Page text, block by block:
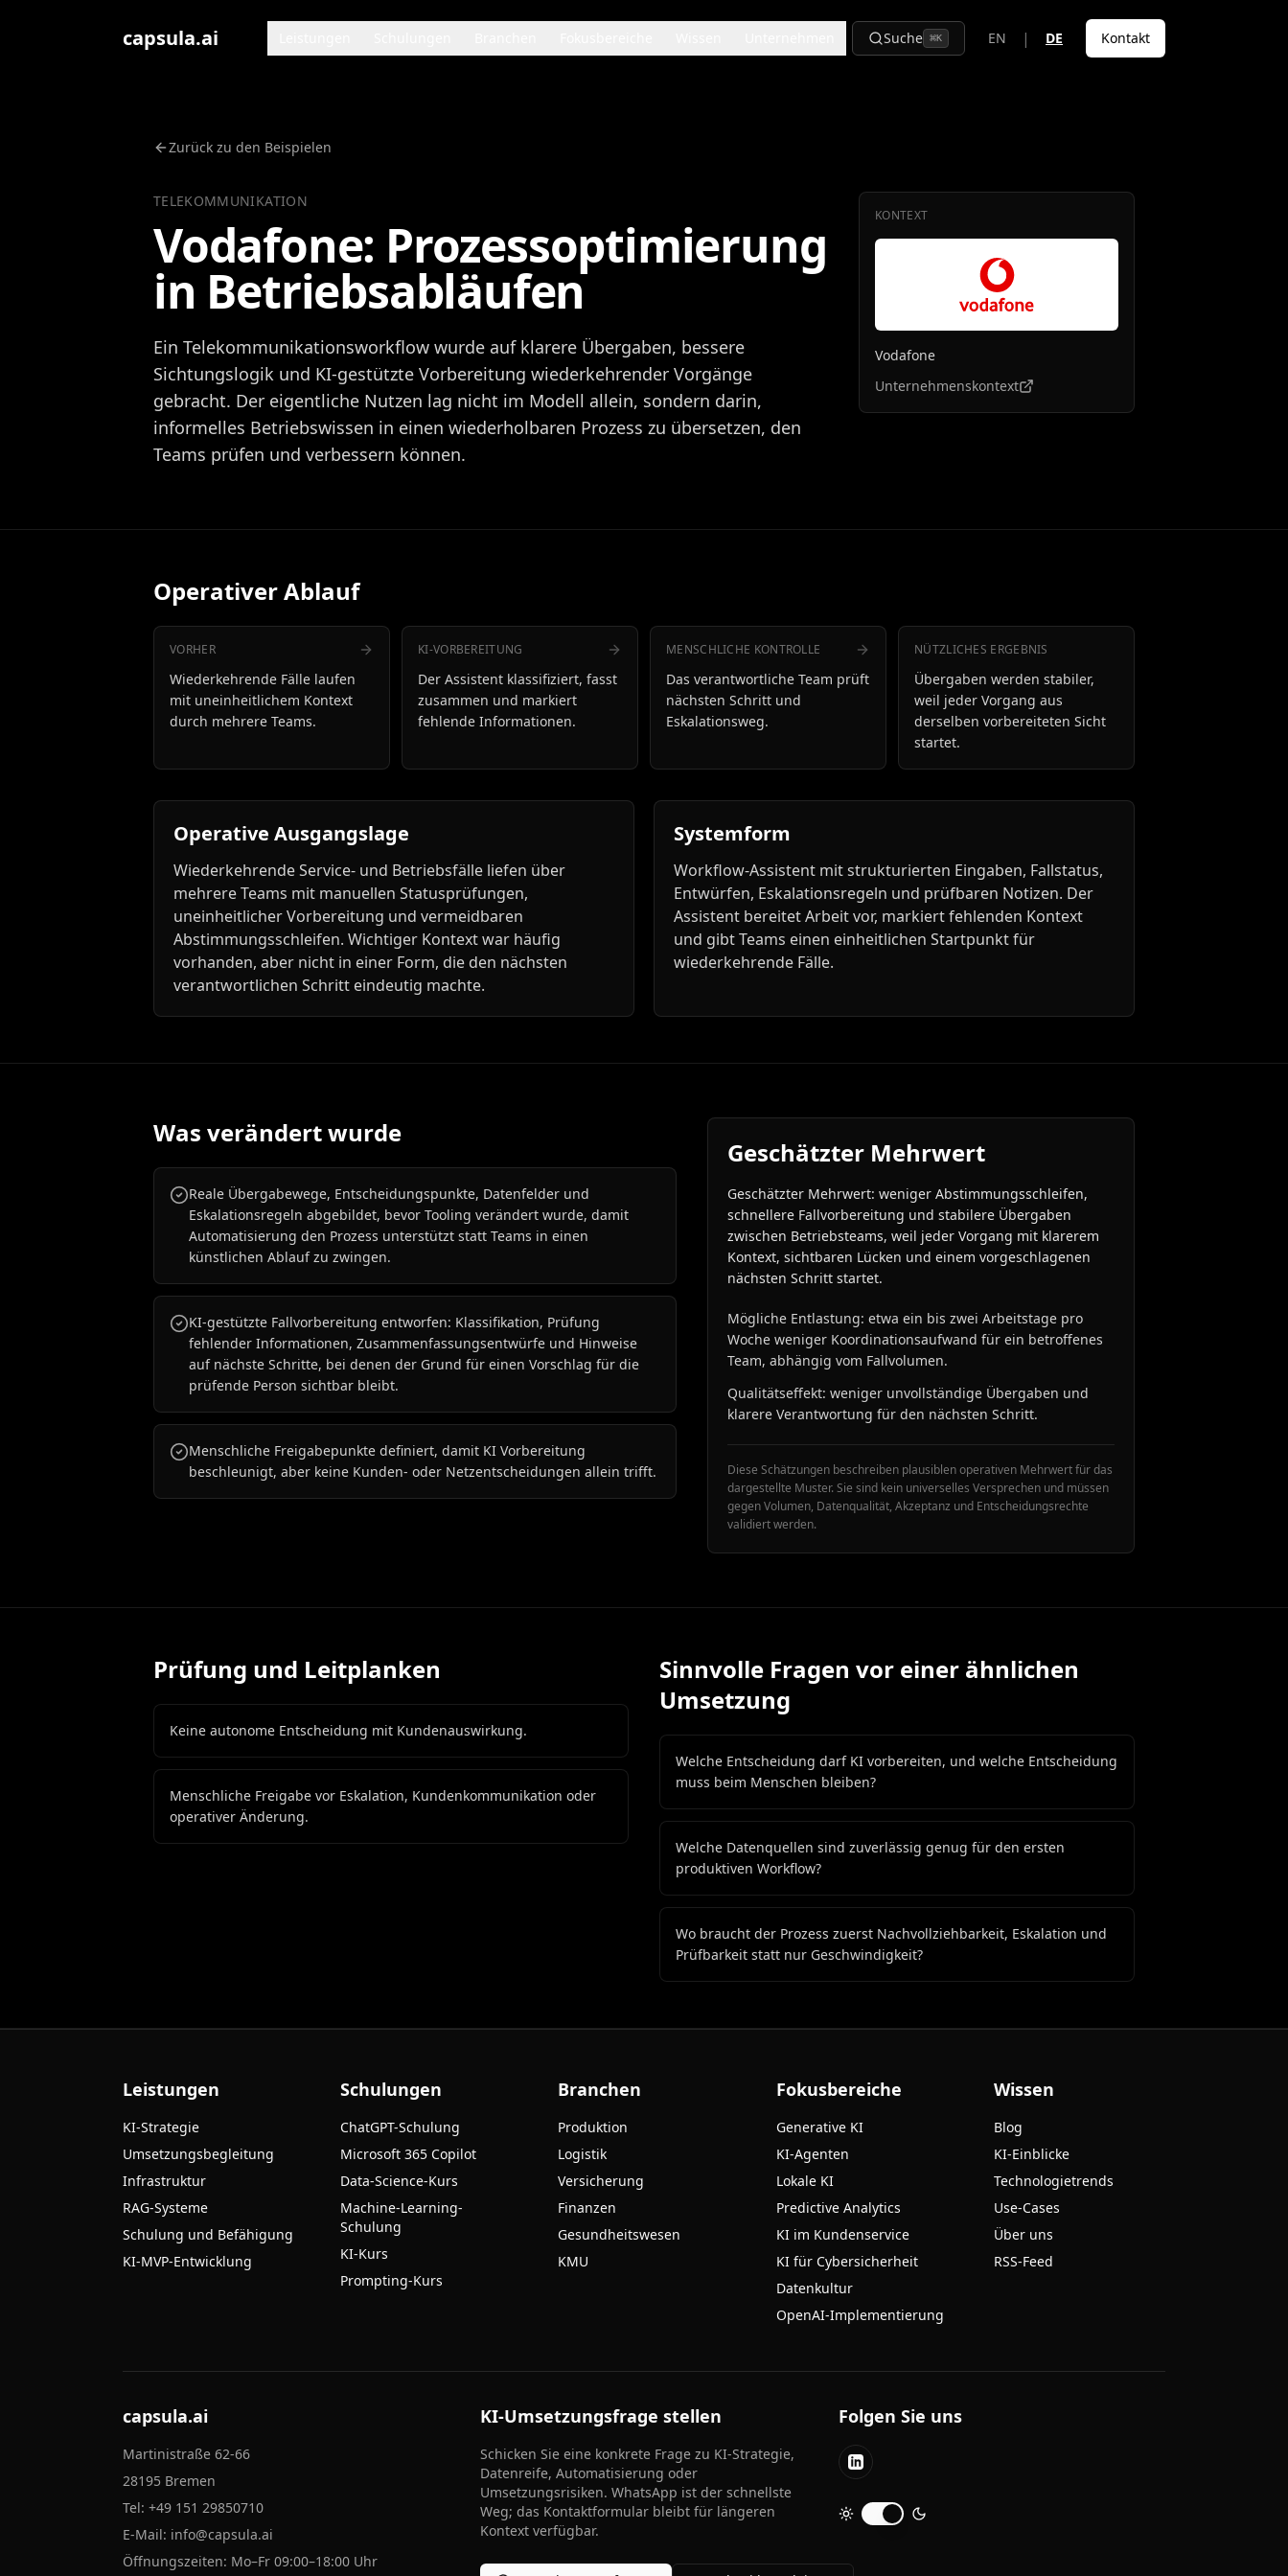
capsula.ai Suche ⌘K EN | DE Kontakt
Zurück zu den Beispielen
TELEKOMMUNIKATION
Vodafone: Prozessoptimierung
in Betriebsabläufen
Ein Telekommunikationsworkflow wurde auf klarere Übergaben, bessere
Sichtungslogik und KI-gestützte Vorbereitung wiederkehrender Vorgänge
gebracht. Der eigentliche Nutzen lag nicht im Modell allein, sondern darin,
informelles Betriebswissen in einen wiederholbaren Prozess zu übersetzen, den
Teams prüfen und verbessern können.
KONTEXT
Vodafone
Unternehmenskontext
Operativer Ablauf
VORHER
Wiederkehrende Fälle laufen
mit uneinheitlichem Kontext
durch mehrere Teams.
KI-VORBEREITUNG
Der Assistent klassifiziert, fasst
zusammen und markiert
fehlende Informationen.
MENSCHLICHE KONTROLLE
Das verantwortliche Team prüft
nächsten Schritt und
Eskalationsweg.
NÜTZLICHES ERGEBNIS
Übergaben werden stabiler,
weil jeder Vorgang aus
derselben vorbereiteten Sicht
startet.
Operative Ausgangslage
Wiederkehrende Service- und Betriebsfälle liefen über
mehrere Teams mit manuellen Statusprüfungen,
uneinheitlicher Vorbereitung und vermeidbaren
Abstimmungsschleifen. Wichtiger Kontext war häufig
vorhanden, aber nicht in einer Form, die den nächsten
verantwortlichen Schritt eindeutig machte.
Systemform
Workflow-Assistent mit strukturierten Eingaben, Fallstatus,
Entwürfen, Eskalationsregeln und prüfbaren Notizen. Der
Assistent bereitet Arbeit vor, markiert fehlenden Kontext
und gibt Teams einen einheitlichen Startpunkt für
wiederkehrende Fälle.
Was verändert wurde
Reale Übergabewege, Entscheidungspunkte, Datenfelder und
Eskalationsregeln abgebildet, bevor Tooling verändert wurde, damit
Automatisierung den Prozess unterstützt statt Teams in einen
künstlichen Ablauf zu zwingen.
KI-gestützte Fallvorbereitung entworfen: Klassifikation, Prüfung
fehlender Informationen, Zusammenfassungsentwürfe und Hinweise
auf nächste Schritte, bei denen der Grund für einen Vorschlag für die
prüfende Person sichtbar bleibt.
Menschliche Freigabepunkte definiert, damit KI Vorbereitung
beschleunigt, aber keine Kunden- oder Netzentscheidungen allein trifft.
Geschätzter Mehrwert
Geschätzter Mehrwert: weniger Abstimmungsschleifen,
schnellere Fallvorbereitung und stabilere Übergaben
zwischen Betriebsteams, weil jeder Vorgang mit klarerem
Kontext, sichtbaren Lücken und einem vorgeschlagenen
nächsten Schritt startet.
Mögliche Entlastung: etwa ein bis zwei Arbeitstage pro
Woche weniger Koordinationsaufwand für ein betroffenes
Team, abhängig vom Fallvolumen.
Qualitätseffekt: weniger unvollständige Übergaben und
klarere Verantwortung für den nächsten Schritt.
Diese Schätzungen beschreiben plausiblen operativen Mehrwert für das
dargestellte Muster. Sie sind kein universelles Versprechen und müssen
gegen Volumen, Datenqualität, Akzeptanz und Entscheidungsrechte
validiert werden.
Prüfung und Leitplanken
Keine autonome Entscheidung mit Kundenauswirkung.
Menschliche Freigabe vor Eskalation, Kundenkommunikation oder
operativer Änderung.
Sinnvolle Fragen vor einer ähnlichen
Umsetzung
Welche Entscheidung darf KI vorbereiten, und welche Entscheidung
muss beim Menschen bleiben?
Welche Datenquellen sind zuverlässig genug für den ersten
produktiven Workflow?
Wo braucht der Prozess zuerst Nachvollziehbarkeit, Eskalation und
Prüfbarkeit statt nur Geschwindigkeit?
Leistungen
KI-Strategie
Umsetzungsbegleitung
Infrastruktur
RAG-Systeme
Schulung und Befähigung
KI-MVP-Entwicklung
Schulungen
ChatGPT-Schulung
Microsoft 365 Copilot
Data-Science-Kurs
Machine-Learning-
Schulung
KI-Kurs
Prompting-Kurs
Branchen
Produktion
Logistik
Versicherung
Finanzen
Gesundheitswesen
KMU
Fokusbereiche
Generative KI
KI-Agenten
Lokale KI
Predictive Analytics
KI im Kundenservice
KI für Cybersicherheit
Datenkultur
OpenAI-Implementierung
Wissen
Blog
KI-Einblicke
Technologietrends
Use-Cases
Über uns
RSS-Feed
capsula.ai
Martinistraße 62-66
28195 Bremen
Tel: +49 151 29850710
E-Mail: info@capsula.ai
Öffnungszeiten: Mo–Fr 09:00–18:00 Uhr
KI-Umsetzungsfrage stellen
Schicken Sie eine konkrete Frage zu KI-Strategie,
Datenreife, Automatisierung oder
Umsetzungsrisiken. WhatsApp ist der schnellste
Weg; das Kontaktformular bleibt für längeren
Kontext verfügbar.
Folgen Sie uns
LinkedIn
Dunkelmodus umschalten